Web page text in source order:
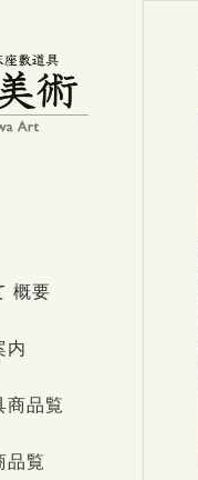
概要
内
商品覧
品覧